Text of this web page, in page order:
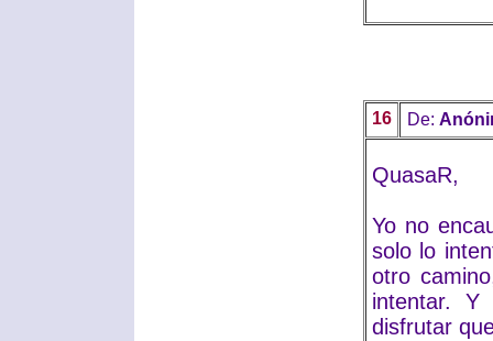
16 De:
QuasaR,
Yo no
solo lo
otro
intentar.
disfrutar